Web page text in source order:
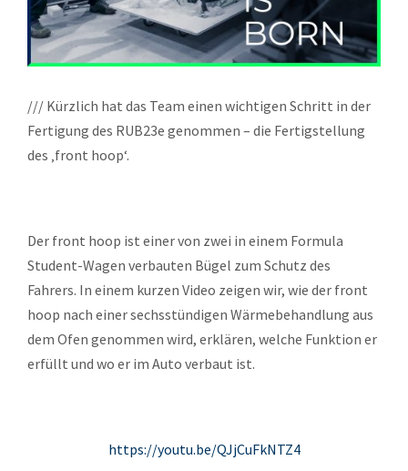
/// Kürzlich hat das Team einen wichtigen Schritt in der
Fertigung des RUB23e genommen – die Fertigstellung
des ‚front hoop‘.
Der front hoop ist einer von zwei in einem Formula
Student-Wagen verbauten Bügel zum Schutz des
Fahrers. In einem kurzen Video zeigen wir, wie der front
hoop nach einer sechsstündigen Wärmebehandlung aus
dem Ofen genommen wird, erklären, welche Funktion er
erfüllt und wo er im Auto verbaut ist.
https://youtu.be/QJjCuFkNTZ4